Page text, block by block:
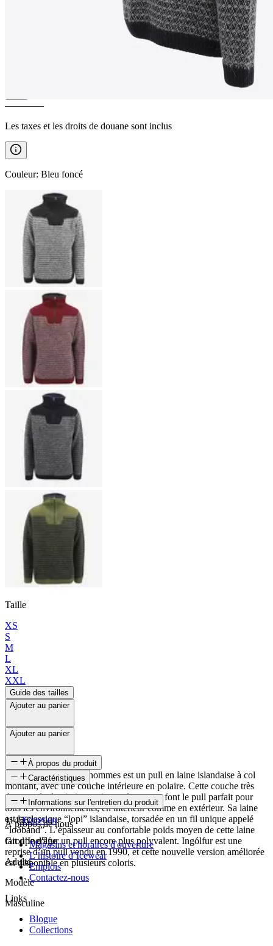
Pull en laine
————
Les taxes et les droits de douane sont inclus
Couleur: Bleu foncé
Taille
XS
S
M
L
XL
XXL
Guide des tailles
Ajouter au panier
Ajouter au panier
À propos du produit
Le pull Ingólfur pour hommes est un pull en laine islandaise à col
montant, avec une couche intérieure en polaire. Cette couche très
douce et le demi-zip au niveau du cou en font le pull parfait pour
tous les environnements, en intérieur comme en extérieur. Sa laine
est la classique “lopi” islandaise, torsadée en un fil unique appelé
“loðband”. L’épaisseur au confortable poids moyen de cette laine
fait d’Ingólfur un pull encore plus polyvalent. Ingólfur est une
reprise d’un pull vendu en 1990, et cette nouvelle version améliorée
est disponible en plusieurs coloris.
Caractéristiques
SKU
114562
Groupe d'âge
Adulte
Modèle
Masculine
Informations sur l'entretien du produit
Entretien
À propos de nous
Magasins et horaires d'ouverture
L’histoire d’Icewear
Emplois
Contactez-nous
Links
Blogue
Collections